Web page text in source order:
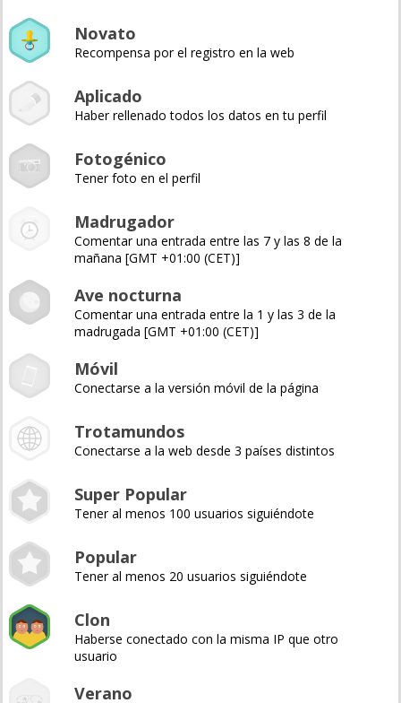
Novato
Recompensa por el registro en la web
Aplicado
Haber rellenado todos los datos en tu perfil
Fotogénico
Tener foto en el perfil
Madrugador
Comentar una entrada entre las 7 y las 8 de la
mañana [GMT +01:00 (CET)]
Ave nocturna
Comentar una entrada entre la 1 y las 3 de la
madrugada [GMT +01:00 (CET)]
Móvil
Conectarse a la versión móvil de la página
Trotamundos
Conectarse a la web desde 3 países distintos
Super Popular
Tener al menos 100 usuarios siguiéndote
Popular
Tener al menos 20 usuarios siguiéndote
Clon
Haberse conectado con la misma IP que otro
usuario
Verano